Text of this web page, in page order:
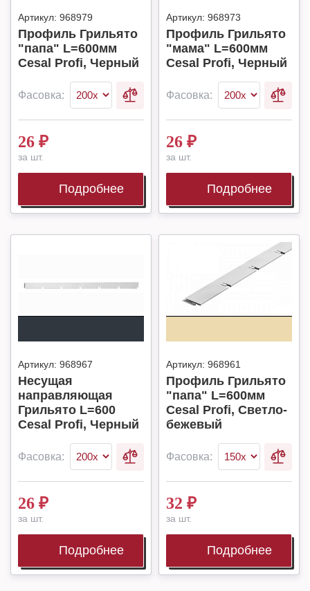
Артикул: 968979
Профиль Грильято
"папа" L=600мм
Cesal Profi, Черный
Фасовка:
26 ₽
за шт.
Подробнее
Артикул: 968973
Профиль Грильято
"мама" L=600мм
Cesal Profi, Черный
Фасовка:
26 ₽
за шт.
Подробнее
Артикул: 968967
Несущая
направляющая
Грильято L=600
Cesal Profi, Черный
Фасовка:
26 ₽
за шт.
Подробнее
Артикул: 968961
Профиль Грильято
"папа" L=600мм
Cesal Profi, Светло-
бежевый
Фасовка:
32 ₽
за шт.
Подробнее